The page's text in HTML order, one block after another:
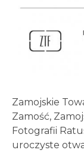
Zamojskie
Zamość,
Fotografii
uroczyste